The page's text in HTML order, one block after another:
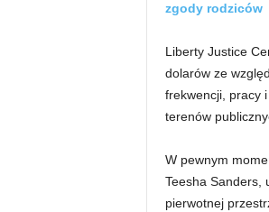
zgody rodziców
Liberty Justice
dolarów ze
frekwencji, pracy
terenów
W pewnym
Teesha Sanders,
pierwotnej